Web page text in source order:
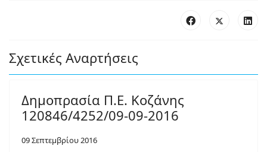
Σχετικές Αναρτήσεις
Δημοπρασία Π.Ε. Κοζάνης
120846/4252/09-09-2016
09 Σεπτεμβρίου 2016